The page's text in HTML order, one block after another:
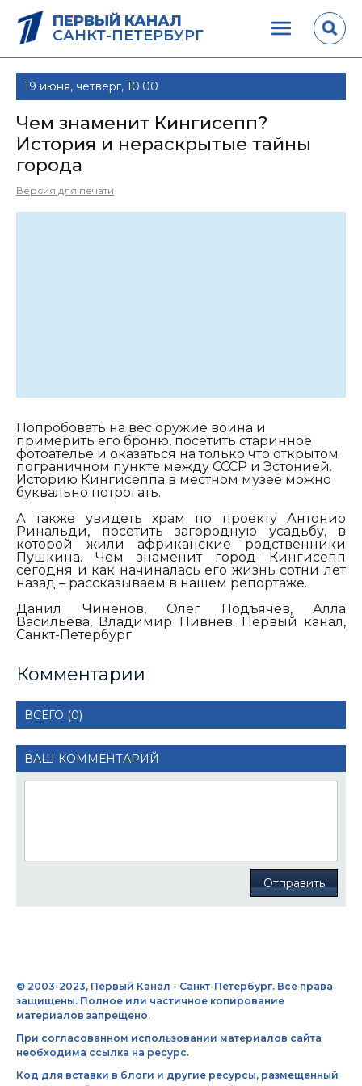
ПЕРВЫЙ КАНАЛ
САНКТ-ПЕТЕРБУРГ
19 июня, четверг, 10:00
Чем знаменит Кингисепп?
История и нераскрытые тайны
города
Версия для печати
Попробовать на вес оружие воина и
примерить его броню, посетить старинное
фотоателье и оказаться на только что открытом
пограничном пункте между СССР и Эстонией.
Историю Кингисеппа в местном музее можно
буквально потрогать.
А также увидеть храм по проекту Антонио
Ринальди, посетить загородную усадьбу, в
которой жили африканские родственники
Пушкина. Чем знаменит город Кингисепп
сегодня и как начиналась его жизнь сотни лет
назад – рассказываем в нашем репортаже.
Данил Чинёнов, Олег Подъячев, Алла
Васильева, Владимир Пивнев. Первый канал,
Санкт-Петербург
Комментарии
ВСЕГО (0)
ВАШ КОММЕНТАРИЙ
Отправить
© 2003-2023, Первый Канал - Санкт-Петербург. Все права
защищены. Полное или частичное копирование
материалов запрещено.
При согласованном использовании материалов сайта
необходима ссылка на ресурс.
Код для вставки в блоги и другие ресурсы, размещенный